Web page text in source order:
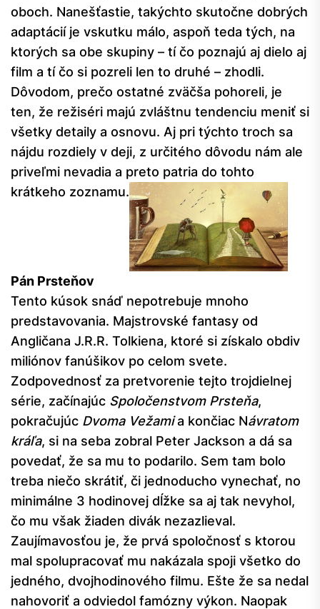
oboch. Nanešťastie, takýchto skutočne dobrých
adaptácií je vskutku málo, aspoň teda tých, na
ktorých sa obe skupiny – tí čo poznajú aj dielo aj
film a tí čo si pozreli len to druhé – zhodli.
Dôvodom, prečo ostatné zväčša pohoreli, je
ten, že režiséri majú zvláštnu tendenciu meniť si
všetky detaily a osnovu. Aj pri týchto troch sa
nájdu rozdiely v deji, z určitého dôvodu nám ale
priveľmi nevadia a preto patria do tohto
krátkeho zoznamu.
Pán Prsteňov
Tento kúsok snáď nepotrebuje mnoho
predstavovania. Majstrovské fantasy od
Angličana J.R.R. Tolkiena, ktoré si získalo obdiv
miliónov fanúšikov po celom svete.
Zodpovednosť za pretvorenie tejto trojdielnej
série, začínajúc Spoločenstvom Prsteňa,
pokračujúc Dvoma Vežamia končiac Návratom
kráľa, si na seba zobral Peter Jackson a dá sa
povedať, že sa mu to podarilo. Sem tam bolo
treba niečo skrátiť, či jednoducho vynechať, no
minimálne 3 hodinovej dĺžke sa aj tak nevyhol,
čo mu však žiaden divák nezazlieval.
Zaujímavosťou je, že prvá spoločnosť s ktorou
mal spolupracovať mu nakázala spoji všetko do
jedného, dvojhodinového filmu. Ešte že sa nedal
nahovoriť a odviedol famózny výkon. Naopak